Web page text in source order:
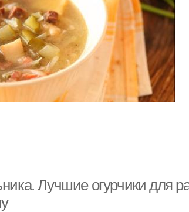
Лучшие огурчики для